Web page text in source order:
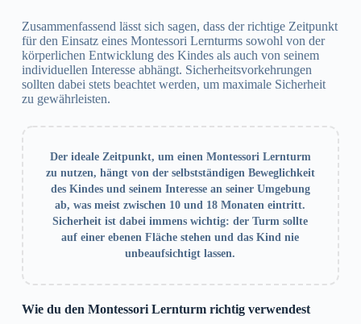
Zusammenfassend lässt sich sagen, dass der richtige Zeitpunkt
für den Einsatz eines Montessori Lernturms sowohl von der
körperlichen Entwicklung des Kindes als auch von seinem
individuellen Interesse abhängt. Sicherheitsvorkehrungen
sollten dabei stets beachtet werden, um maximale Sicherheit
zu gewährleisten.
Der ideale Zeitpunkt, um einen Montessori Lernturm
zu nutzen, hängt von der selbstständigen Beweglichkeit
des Kindes und seinem Interesse an seiner Umgebung
ab, was meist zwischen 10 und 18 Monaten eintritt.
Sicherheit ist dabei immens wichtig: der Turm sollte
auf einer ebenen Fläche stehen und das Kind nie
unbeaufsichtigt lassen.
Wie du den Montessori Lernturm richtig verwendest